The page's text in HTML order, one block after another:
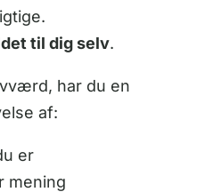
til dig selv.
har du en
af:
er
mening